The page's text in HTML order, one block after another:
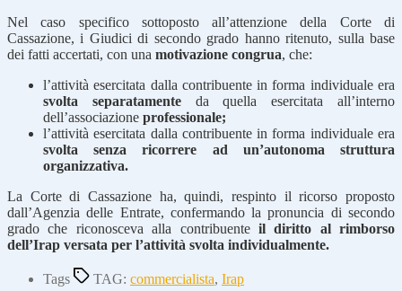
Nel caso specifico sottoposto all’attenzione della Corte di
Cassazione, i Giudici di secondo grado hanno ritenuto, sulla base
dei fatti accertati, con una motivazione congrua, che:
l’attività esercitata dalla contribuente in forma individuale era
svolta separatamenteda quella esercitata all’interno
dell’associazione professionale;
l’attività esercitata dalla contribuente in forma individuale era
svolta senza ricorrere ad un’autonoma struttura
organizzativa.
La Corte di Cassazione ha, quindi, respinto il ricorso proposto
dall’Agenzia delle Entrate, confermando la pronuncia di secondo
grado che riconosceva alla contribuente il diritto al rimborso
dell’Irap versata per l’attività svolta individualmente.
Tags TAG: commercialista, Irap